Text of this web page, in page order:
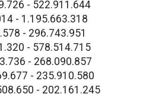
- 522.911.644
- 1.195.663.318
- 296.743.951
- 578.514.715
- 268.090.857
- 235.910.580
- 202.161.245